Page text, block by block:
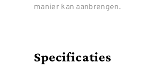
manier kan aanbrengen.
Specificaties